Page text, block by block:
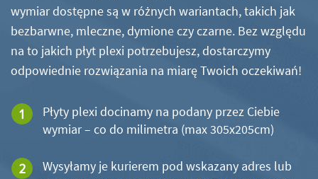
wymiar dostępne są w różnych wariantach, takich jak
bezbarwne, mleczne, dymione czy czarne. Bez względu
na to jakich płyt plexi potrzebujesz, dostarczymy
odpowiednie rozwiązania na miarę Twoich oczekiwań!
Płyty plexi docinamy na podany przez Ciebie
wymiar – co do milimetra (max 305x205cm)
Wysyłamy je kurierem pod wskazany adres lub